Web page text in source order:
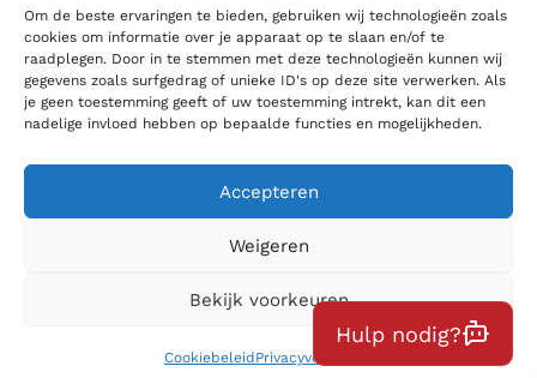
Om de beste ervaringen te bieden, gebruiken wij technologieën zoals
cookies om informatie over je apparaat op te slaan en/of te
raadplegen. Door in te stemmen met deze technologieën kunnen wij
gegevens zoals surfgedrag of unieke ID's op deze site verwerken. Als
je geen toestemming geeft of uw toestemming intrekt, kan dit een
nadelige invloed hebben op bepaalde functies en mogelijkheden.
Accepteren
Weigeren
Bekijk voorkeuren
Cookiebeleid Privacyverklaring
Verhuisbus
Aanhanger
Kantoorruimte huren
© 2026 Menken Self Storage
Website door
Hulp nodig?